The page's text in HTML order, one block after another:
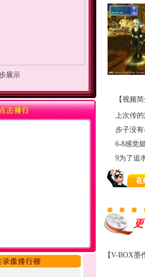
【视频
上次传
步子没
6-8感觉
9为了追
【V-BOX